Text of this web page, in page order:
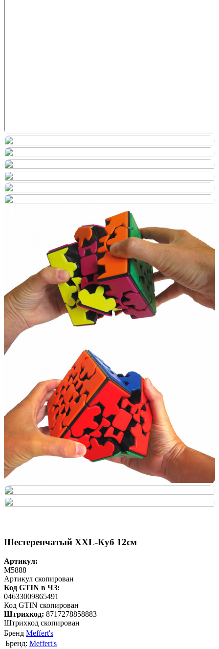
Шестеренчатый XXL-Куб 12см
Артикул:
M5888
Артикул скопирован
Код GTIN в ЧЗ:
04633009865491
Код GTIN скопирован
Штрихкод: 8717278858883
Штрихкод скопирован
Бренд Meffert's
Бренд: Meffert's